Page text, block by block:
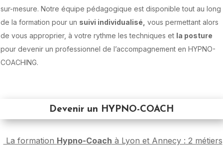
sur-mesure. Notre équipe pédagogique est disponible tout au long
de la formation pour un suivi individualisé, vous permettant alors
de vous approprier, à votre rythme les techniques et la posture
pour devenir un professionnel de l’accompagnement en HYPNO-
COACHING.
Devenir un HYPNO-COACH
La formation Hypno-Coach à Lyon et Annecy : 2 métiers